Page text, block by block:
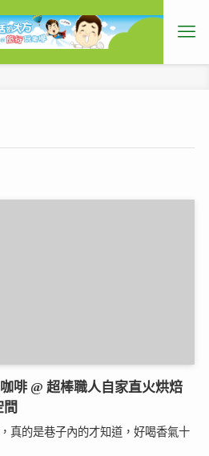
啡 @ 超棒職人自家直火烘焙
間
真的是巷子內的才知道，好喝香氣十